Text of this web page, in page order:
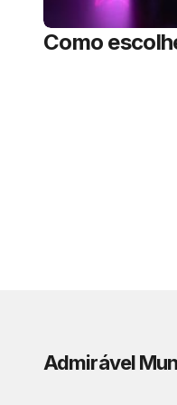
Como
Admirável